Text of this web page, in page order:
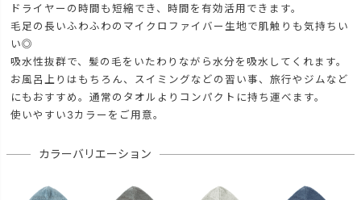
ドライヤーの時間も短縮でき、時間を有効活用できます。
毛足の長いふわふわのマイクロファイバー生地で肌触りも気持ちい
い◎
吸水性抜群で、髪の毛をいたわりながら水分を吸水してくれます。
お風呂上りはもちろん、スイミングなどの習い事、旅行やジムなど
にもおすすめ。通常のタオルよりコンパクトに持ち運べます。
使いやすい3カラーをご用意。
カラーバリエーション